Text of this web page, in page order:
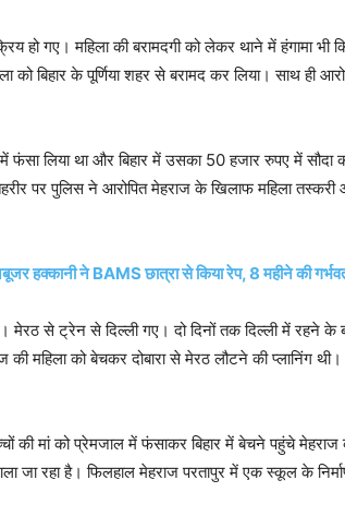
हो गए। महिला की बरामदगी को लेकर थाने में हंगामा भी
बिहार के पूर्णिया शहर से बरामद कर लिया। साथ ही
फंसा लिया था और बिहार में उसका 50 हजार रुपए में सौदा
पर पुलिस ने आरोपित मेहराज के खिलाफ महिला तस्करी
हक्कानी ने BAMS छात्रा से किया रेप, 8 महीने की
मेरठ से ट्रेन से दिल्ली गए। दो दिनों तक दिल्ली में रहने के
महिला को बेचकर दोबारा से मेरठ लौटने की प्लानिंग थी।
की मां को प्रेमजाल में फंसाकर बिहार में बेचने पहुंचे मेहराज
जा रहा है। फिलहाल मेहराज परतापुर में एक स्कूल के